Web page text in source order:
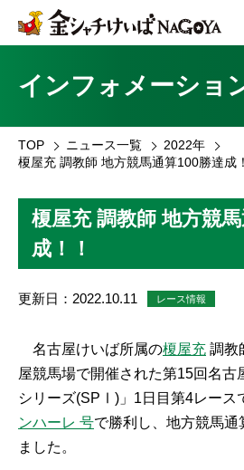
インフォメーショ
TOP ニュース一覧
2022年
榎屋充 調教師 地方競馬通算100勝達成
榎屋充 調教師 地方競
成！！
更新日：2022.10.11 レース情報
名古屋けいば所属の榎屋充 調教
屋競馬場で開催された第15回名古
シリーズ(SP Ⅰ ) 」 1 日目第4レース
ンハーレ 号で勝利し、地方競馬通
ました。